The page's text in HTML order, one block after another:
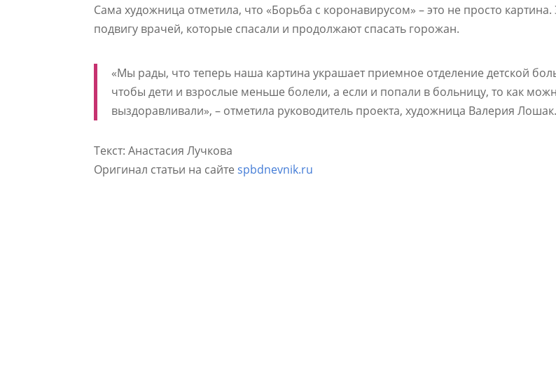
Сама художница отметила, что «Борьба с коронавирусом» – это не просто
подвигу врачей, которые спасали и продолжают спасать горожан.
«Мы рады, что теперь наша картина украшает приемное отделение детской
чтобы дети и взрослые меньше болели, а если и попали в больницу, то как
выздоравливали», – отметила руководитель проекта, художница Валерия Лошак.
Текст: Анастасия Лучкова
Оригинал статьи на сайтеspbdnevnik.ru